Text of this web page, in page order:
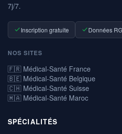
7j/7.
Inscription gratuite Données
NOS SITES
🇫🇷 Médical-Santé France
🇧🇪 Médical-Santé Belgique
🇨🇭 Médical-Santé Suisse
🇲🇦 Médical-Santé Maroc
SPÉCIALITÉS